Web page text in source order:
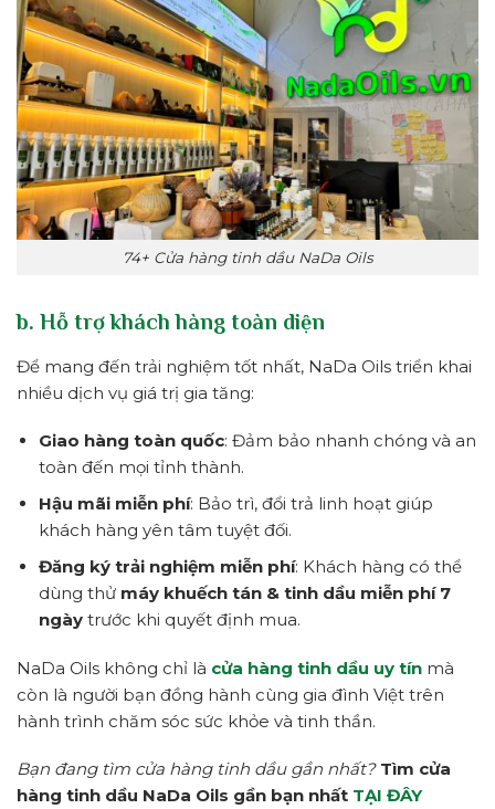
74+ Cửa hàng tinh dầu NaDa Oils
b. Hỗ trợ khách hàng toàn diện
Để mang đến trải nghiệm tốt nhất, NaDa Oils triển khai
nhiều dịch vụ giá trị gia tăng:
Giao hàng toàn quốc: Đảm bảo nhanh chóng và an
toàn đến mọi tỉnh thành.
Hậu mãi miễn phí: Bảo trì, đổi trả linh hoạt giúp
khách hàng yên tâm tuyệt đối.
Đăng ký trải nghiệm miễn phí: Khách hàng có thể
dùng thử máy khuếch tán & tinh dầu miễn phí 7
ngàytrước khi quyết định mua.
NaDa Oils không chỉ là cửa hàng tinh dầu uy tín mà
còn là người bạn đồng hành cùng gia đình Việt trên
hành trình chăm sóc sức khỏe và tinh thần.
Bạn đang tìm cửa hàng tinh dầu gần nhất? Tìm cửa
hàng tinh dầu NaDa Oils gần bạn nhất TẠI ĐÂY